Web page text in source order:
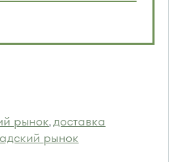
рынок,доставка
рынок